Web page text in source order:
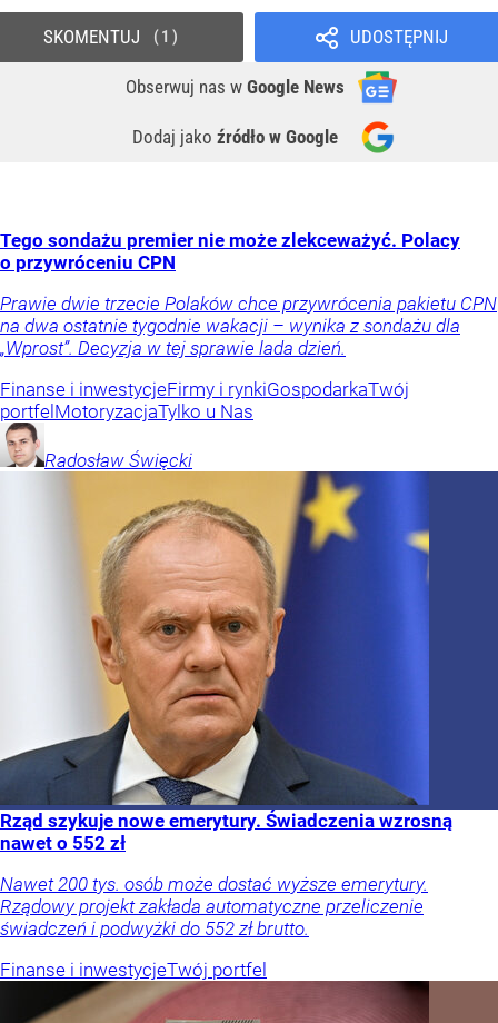
UDOSTĘPNIJ
Obserwuj nas w Google News
Dodaj jako źródło w Google
SKOMENTUJ 1
Tego sondażu premier nie może zlekceważyć. Polacy
o przywróceniu CPN
Prawie dwie trzecie Polaków chce przywrócenia pakietu CPN
na dwa ostatnie tygodnie wakacji – wynika z sondażu dla
„Wprost”. Decyzja w tej sprawie lada dzień.
Finanse i inwestycjeFirmy i rynkiGospodarkaTwój
portfelMotoryzacjaTylko u Nas
Radosław Święcki
Rząd szykuje nowe emerytury. Świadczenia wzrosną
nawet o 552 zł
Nawet 200 tys. osób może dostać wyższe emerytury.
Rządowy projekt zakłada automatyczne przeliczenie
świadczeń i podwyżki do 552 zł brutto.
Finanse i inwestycjeTwój portfel